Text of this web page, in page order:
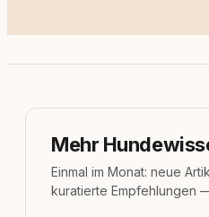
Mehr
Einmal im Monat: neue
kuratierte Empfehlungen